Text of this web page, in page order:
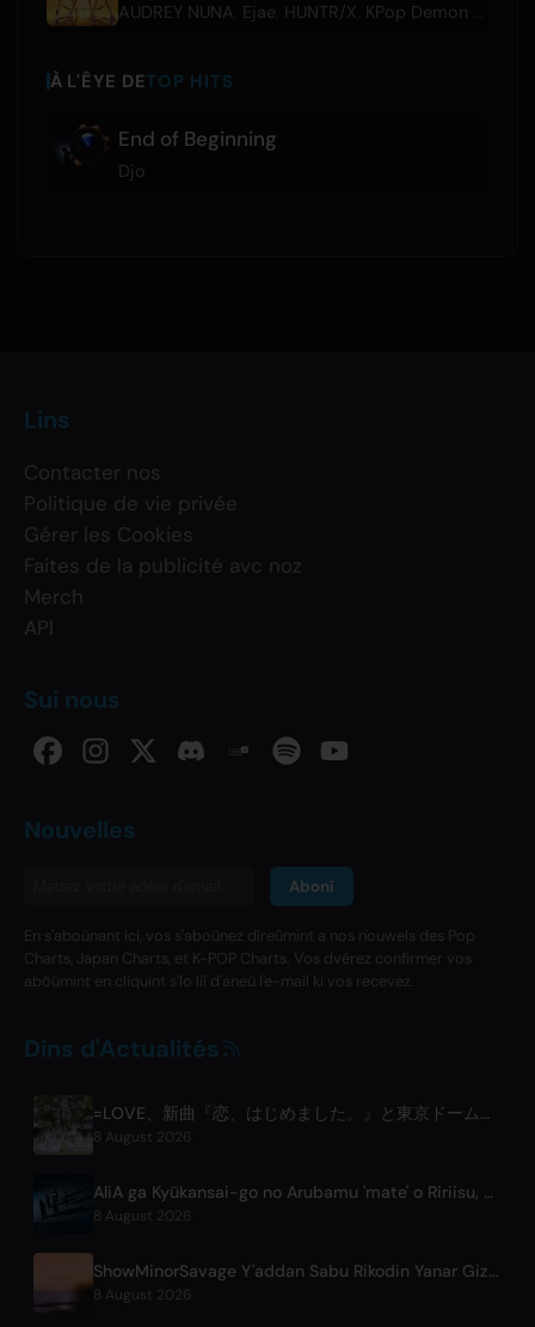
AUDREY NUNA Ejae HUNTR/X KPop Demon Hunters Cast
À L'ÊYE DETOP HITS
End of Beginning
Djo
Lins
Contacter nos
Politique de vie privée
Gérer les Cookies
Faites de la publicité avc noz
Merch
API
Sui nous
Nouvelles
Abonî
En s'aboûnant ici, vos s'aboûnez dîreûmint a nos n'ouwels des Pop
Charts, Japan Charts, et K-POP Charts. Vos dvérez confirmer vos
abôûmint en cliquint s'lo liî d'aneû l'e-mail ki vos recevez.
Dins d'Actualités
=LOVE、新曲『恋、はじめました。』と東京ドーム公演を発表
8 August 2026
AliA ga Kyūkansai-go no Arubamu 'mate' o Ririisu, Tōkyō Raibu mo Kōhyō
8 August 2026
ShowMinorSavage Y'addan Sabu Rikodin Yanar Gizo Mai Taken 'Gradation'
8 August 2026